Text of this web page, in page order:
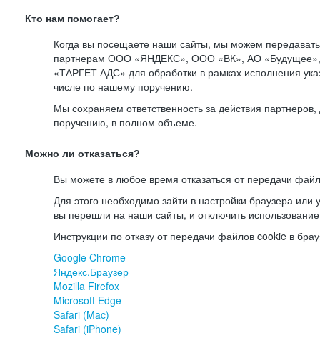
Кто нам помогает?
Когда вы посещаете наши сайты, мы можем
партнерам ООО «ЯНДЕКС», ООО «ВК», АО
«ТАРГЕТ АДС» для обработки в рамках исполнения
числе по нашему поручению.
Мы сохраняем ответственность за действия
поручению, в полном объеме.
Можно ли отказаться?
Вы можете в любое время отказаться от передачи
Для этого необходимо зайти в настройки браузера или
вы перешли на наши сайты, и отключить
Инструкции по отказу от передачи файлов cookie в
Google Chrome
Яндекс.Браузер
Mozilla Firefox
Microsoft Edge
Safari (Mac)
Safari (iPhone)